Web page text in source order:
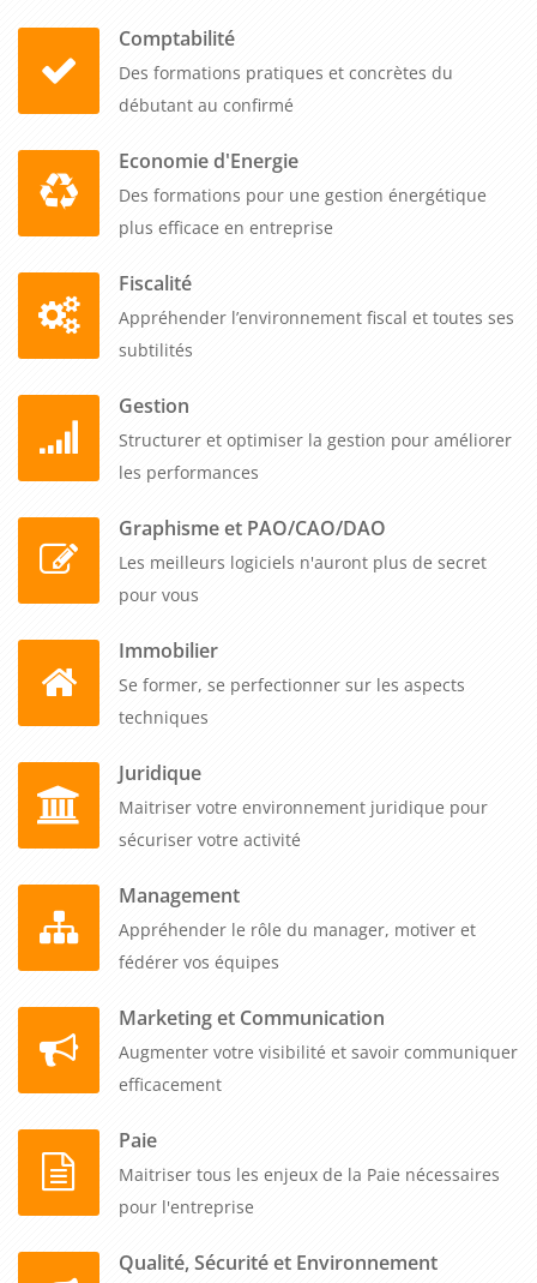
Comptabilité
Des formations pratiques et concrètes du
débutant au confirmé
Economie d'Energie
Des formations pour une gestion énergétique
plus efficace en entreprise
Fiscalité
Appréhender l’environnement fiscal et toutes ses
subtilités
Gestion
Structurer et optimiser la gestion pour améliorer
les performances
Graphisme et PAO/CAO/DAO
Les meilleurs logiciels n'auront plus de secret
pour vous
Immobilier
Se former, se perfectionner sur les aspects
techniques
Juridique
Maitriser votre environnement juridique pour
sécuriser votre activité
Management
Appréhender le rôle du manager, motiver et
fédérer vos équipes
Marketing et Communication
Augmenter votre visibilité et savoir communiquer
efficacement
Paie
Maitriser tous les enjeux de la Paie nécessaires
pour l'entreprise
Qualité, Sécurité et Environnement